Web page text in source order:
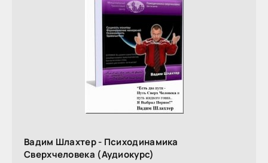
Вадим Шлахтер - Психодинамика
Сверхчеловека (Аудиокурс)